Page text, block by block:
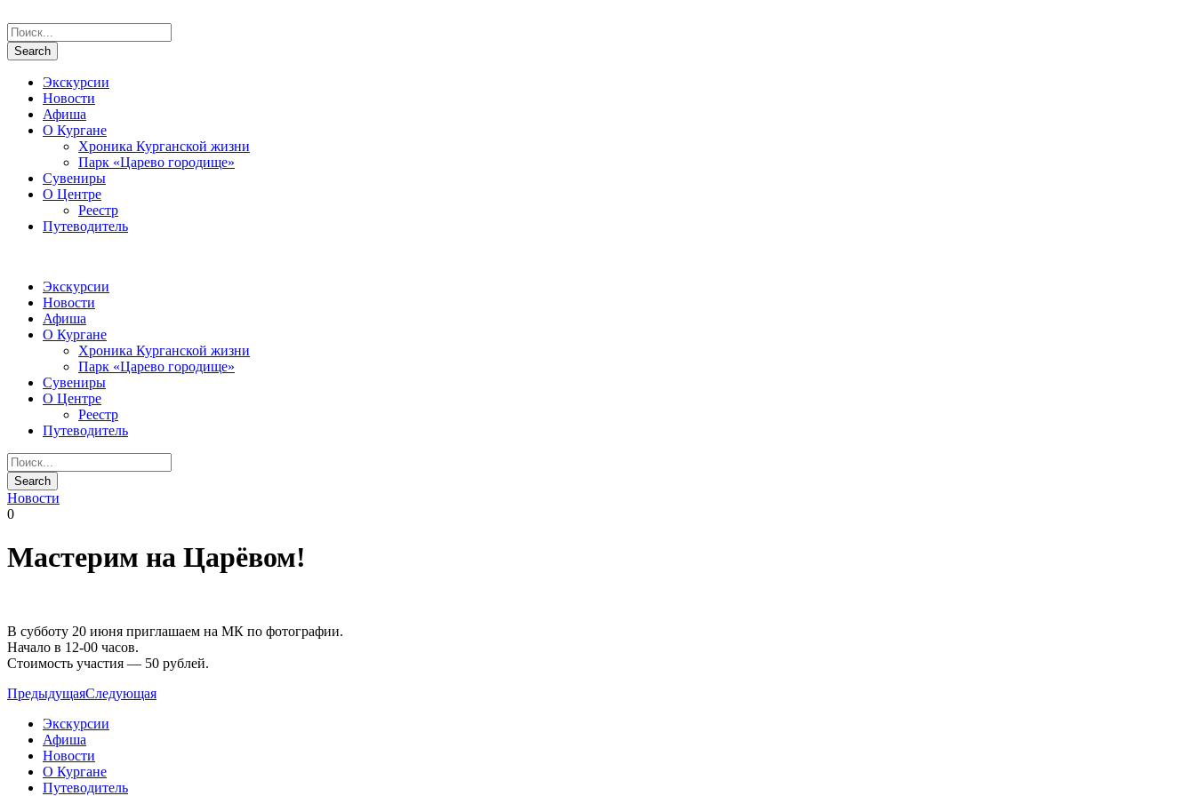
Экскурсии
Новости
Афиша
О Кургане
Хроника Курганской жизни
Парк «Царево городище»
Сувениры
О Центре
Реестр
Путеводитель
Экскурсии
Новости
Афиша
О Кургане
Хроника Курганской жизни
Парк «Царево городище»
Сувениры
О Центре
Реестр
Путеводитель
Новости
0
Мастерим на Царёвом!
В субботу 20 июня приглашаем на МК по фотографии.
Начало в 12-00 часов.
Стоимость участия — 50 рублей.
ПредыдущаяСледующая
Экскурсии
Афиша
Новости
О Кургане
Путеводитель